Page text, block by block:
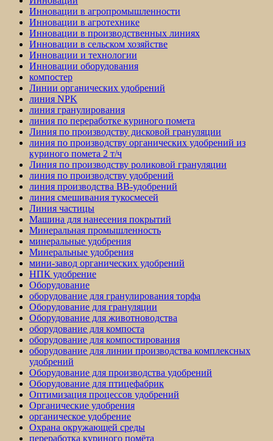
Инновации в агропромышленности
Инновации в агротехнике
Инновации в производственных линиях
Инновации в сельском хозяйстве
Инновации и технологии
Инновации оборудования
компостер
Линии органических удобрений
линия NPK
линия гранулирования
линия по переработке куриного помета
Линия по производству дисковой грануляции
линия по производству органических удобрений из
куриного помета 2 т/ч
Линия по производству роликовой грануляции
линия по производству удобрений
линия производства BB-удобрений
линия смешивания тукосмесей
Линия частицы
Машина для нанесения покрытий
Минеральная промышленность
минеральные удобрения
Минеральные удобрения
мини-завод органических удобрений
НПК удобрение
Оборудование
оборудование для гранулирования торфа
Оборудование для грануляции
Оборудование для животноводства
оборудование для компоста
оборудование для компостирования
оборудование для линии производства комплексных
удобрений
Оборудование для производства удобрений
Оборудование для птицефабрик
Оптимизация процессов удобрений
Органические удобрения
органическое удобрение
Охрана окружающей среды
переработка куриного помёта